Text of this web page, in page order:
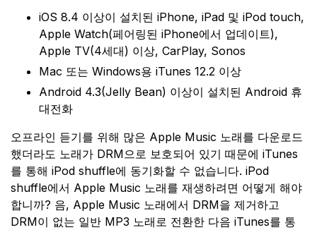
iOS 8.4 이상이 설치된 iPhone, iPad 및 iPod touch,
Apple Watch(페어링된 iPhone에서 업데이트),
Apple TV(4세대) 이상, CarPlay, Sonos
Mac 또는 Windows용 iTunes 12.2 이상
Android 4.3(Jelly Bean) 이상이 설치된 Android 휴
대전화
오프라인 듣기를 위해 많은 Apple Music 노래를 다운로드
했더라도 노래가 DRM으로 보호되어 있기 때문에 iTunes
를 통해 iPod shuffle에 동기화할 수 없습니다. iPod
shuffle에서 Apple Music 노래를 재생하려면 어떻게 해야
합니까? 음, Apple Music 노래에서 DRM을 제거하고
DRM이 없는 일반 MP3 노래로 전환한 다음 iTunes를 통